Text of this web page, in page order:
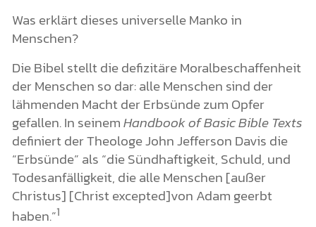
Was erklärt dieses universelle Manko in
Menschen?
Die Bibel stellt die defizitäre Moralbeschaffenheit
der Menschen so dar: alle Menschen sind der
lähmenden Macht der Erbsünde zum Opfer
gefallen. In seinemHandbook of Basic Bible Texts
definiert der Theologe John Jefferson Davis die
“Erbsünde” als “die Sündhaftigkeit, Schuld, und
Todesanfälligkeit, die alle Menschen [außer
Christus] [Christ excepted]von Adam geerbt
haben.”1